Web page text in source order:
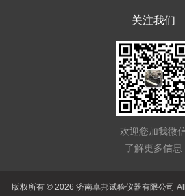
关注我们
欢迎您加我微
了解更多信息
版权所有 © 2026 济南卓邦试验仪器有限公司